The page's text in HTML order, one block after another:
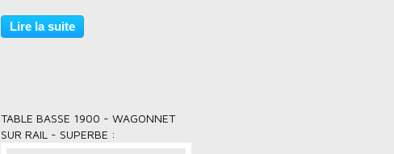
sont disponibles et visibles au show-
room. Vrai ancien / Vrai FASE. Elles
Lire la suite
TABLE BASSE 1900 - WAGONNET
SUR RAIL - SUPERBE :